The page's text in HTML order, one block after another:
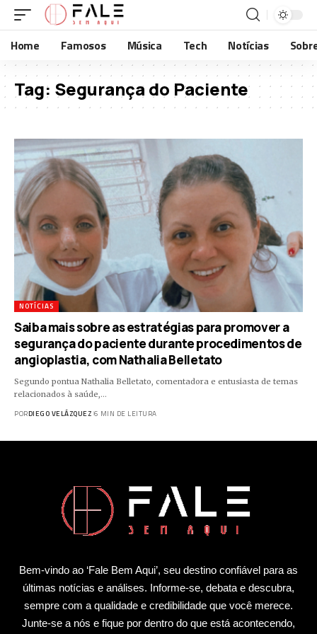
Home Famosos Música Tech Notícias
Tag: Segurança do Paciente
NOTÍCIAS
Saiba mais sobre as estratégias para promover a
segurança do paciente durante procedimentos de
angioplastia, com Nathalia Belletato
Segundo pontua Nathalia Belletato, comentadora e entusiasta de temas
relacionados à saúde,…
PORDIEGO VELÁZQUEZ 6 MIN DE LEITURA
Bem-vindo ao ‘Fale Bem Aqui’, seu destino confiável para as
últimas notícias e análises. Informe-se, debata e descubra,
sempre com a qualidade e credibilidade que você merece.
Junte-se a nós e fique por dentro do que está acontecendo,